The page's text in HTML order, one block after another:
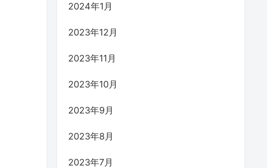
2024年1月
2023年12月
2023年11月
2023年10月
2023年9月
2023年8月
2023年7月